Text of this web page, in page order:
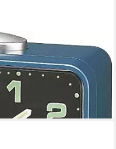
Leuchtziffern,